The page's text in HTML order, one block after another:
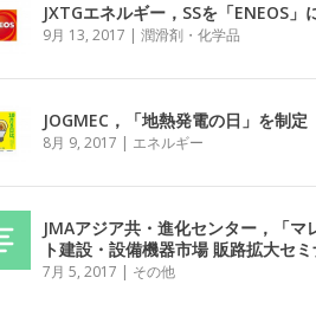
JXTGエネルギー，SSを「ENEOS」
9月 13, 2017 | 潤滑剤・化学品
JOGMEC，「地熱発電の日」を制定
8月 9, 2017 | エネルギー
JMAアジア共・進化センター，「マ
ト建設・設備機器市場 販路拡大セ
7月 5, 2017 | その他